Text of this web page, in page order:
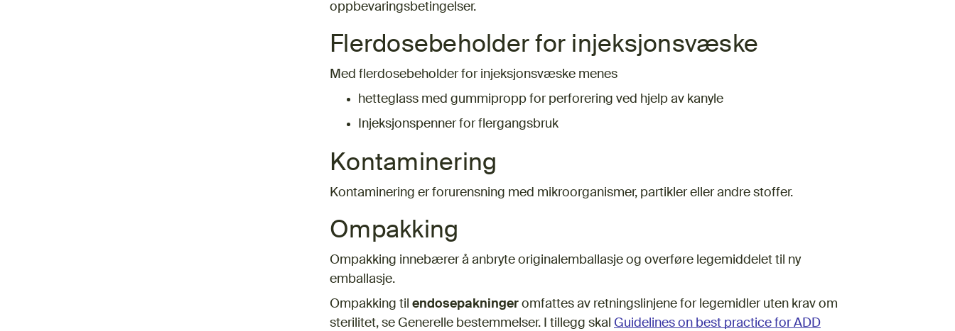
oppbevaringsbetingelser.
Flerdosebeholder for injeksjonsvæske
Med flerdosebeholder for injeksjonsvæske menes
hetteglass med gummipropp for perforering ved hjelp av kanyle
Injeksjonspenner for flergangsbruk
Kontaminering
Kontaminering er forurensning med mikroorganismer, partikler eller andre stoffer.
Ompakking
Ompakking innebærer å anbryte originalemballasje og overføre legemiddelet til ny
emballasje.
Ompakking til endosepakninger omfattes av retningslinjene for legemidler uten krav om
sterilitet, se Generelle bestemmelser. I tillegg skal Guidelines on best practice for ADD